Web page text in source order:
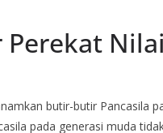
butir-butir Pancasila
pada generasi muda